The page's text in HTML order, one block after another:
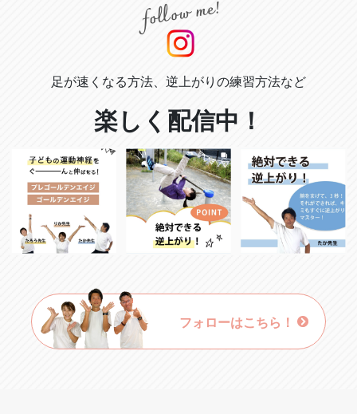
足が速くなる方法、逆上がりの練習方法など
楽しく配信中！
フォローはこちら！